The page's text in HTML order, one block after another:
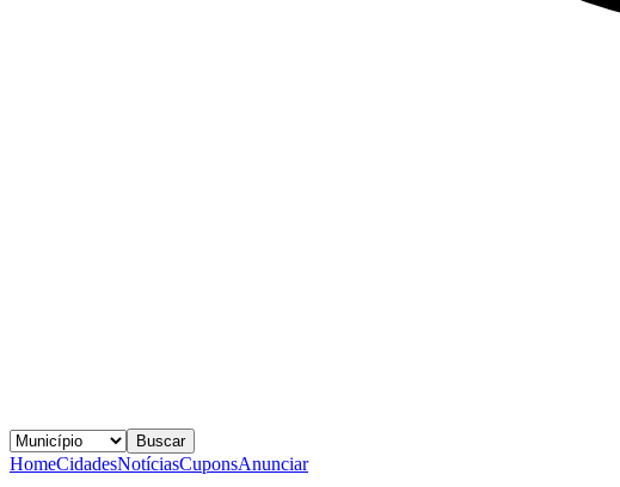
Buscar
HomeCidadesNotíciasCuponsAnunciar